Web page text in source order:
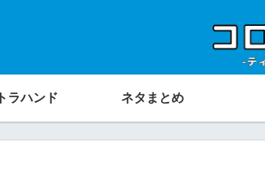
ラハンド ネタまとめ